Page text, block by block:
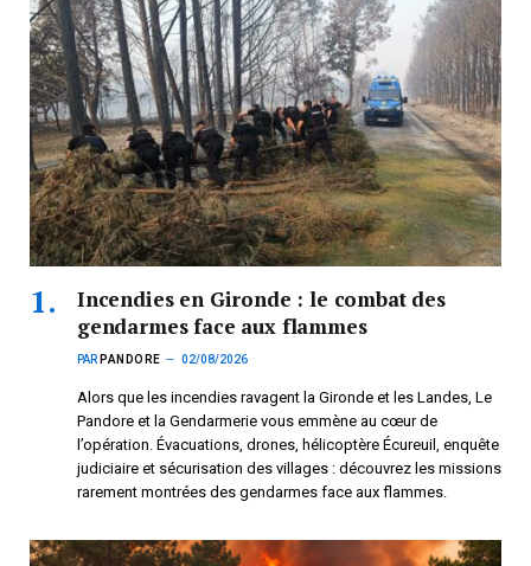
Incendies en Gironde : le combat des
gendarmes face aux flammes
PAR PANDORE 02/08/2026
Alors que les incendies ravagent la Gironde et les Landes, Le
Pandore et la Gendarmerie vous emmène au cœur de
l’opération. Évacuations, drones, hélicoptère Écureuil, enquête
judiciaire et sécurisation des villages : découvrez les missions
rarement montrées des gendarmes face aux flammes.